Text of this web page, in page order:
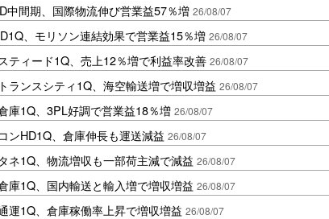
中間期、国際物流伸び営業益57％増 26/08/07
、モリソン連結効果で営業益15％増 26/08/07
ティード1Q、売上12％増で利益率改善 26/08/07
ランスシティ1Q、海空輸送増で増収増益 26/08/07
庫1Q、3PL好調で営業益18％増 26/08/07
ンHD1Q、倉庫伸長も運送減益 26/08/07
ネ1Q、物流増収も一部荷主減で減益 26/08/07
庫1Q、国内輸送と輸入増で増収増益 26/08/07
運1Q、倉庫稼働率上昇で増収増益 26/08/07